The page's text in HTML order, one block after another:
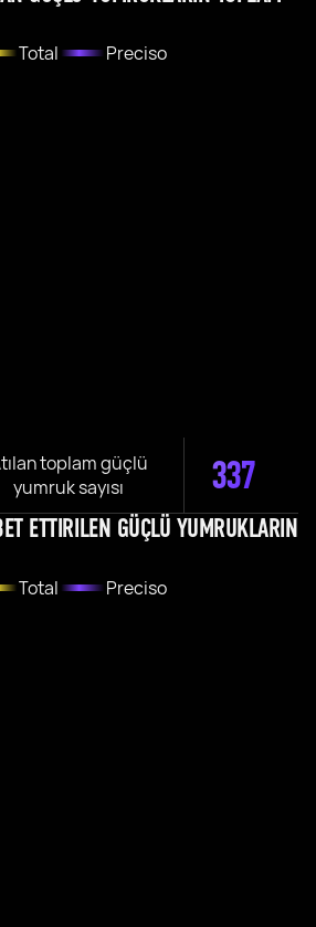
Total Preciso
toplam güçlü
yumruk sayısı
337
ETTIRILEN GÜÇLÜ YUMRUKLARIN
Total Preciso